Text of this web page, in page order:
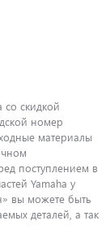
со скидкой
номер
материалы
поступлением в
Yamaha у
вы можете быть
деталей, а так